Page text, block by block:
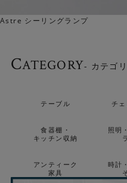
▼ホワイト球
Astre シーリングランプ
CATEGORY- カテゴ
テーブル チ
食器棚・
キッチン収納
照明
アンティーク
家具
時計